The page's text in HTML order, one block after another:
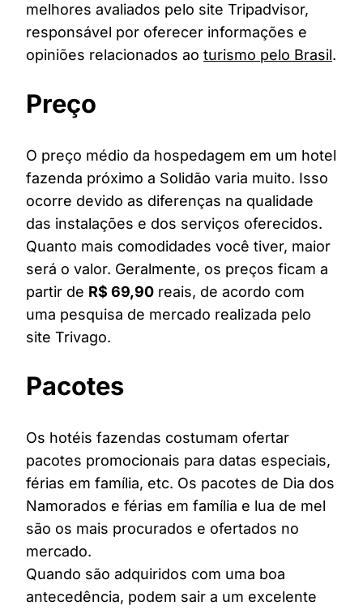
melhores avaliados pelo site Tripadvisor,
responsável por oferecer informações e
opiniões relacionados ao turismo pelo Brasil.
Preço
O preço médio da hospedagem em um hotel
fazenda próximo a Solidão varia muito. Isso
ocorre devido as diferenças na qualidade
das instalações e dos serviços oferecidos.
Quanto mais comodidades você tiver, maior
será o valor. Geralmente, os preços ficam a
partir de R$ 69,90 reais, de acordo com
uma pesquisa de mercado realizada pelo
site Trivago.
Pacotes
Os hotéis fazendas costumam ofertar
pacotes promocionais para datas especiais,
férias em família, etc. Os pacotes de Dia dos
Namorados e férias em família e lua de mel
são os mais procurados e ofertados no
mercado.
Quando são adquiridos com uma boa
antecedência, podem sair a um excelente